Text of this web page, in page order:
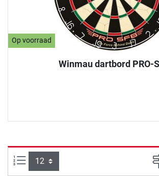
Op voorraad
Winmau dartbord PRO-
Artikelen per pagina: